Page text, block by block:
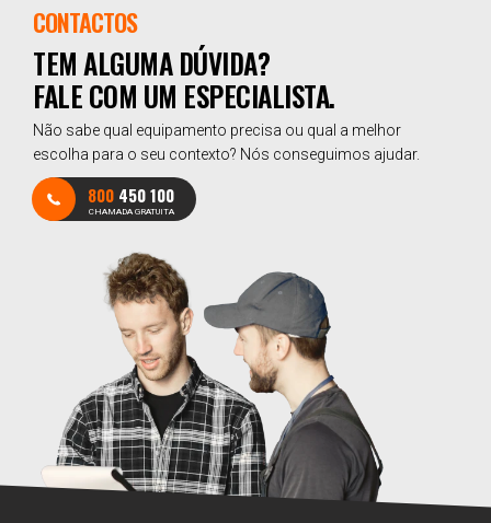
CONTACTOS
TEM ALGUMA DÚVIDA?
FALE COM UM ESPECIALISTA.
Não sabe qual equipamento precisa ou qual a melhor
escolha para o seu contexto? Nós conseguimos ajudar.
800 450 100
CHAMADA GRATUITA